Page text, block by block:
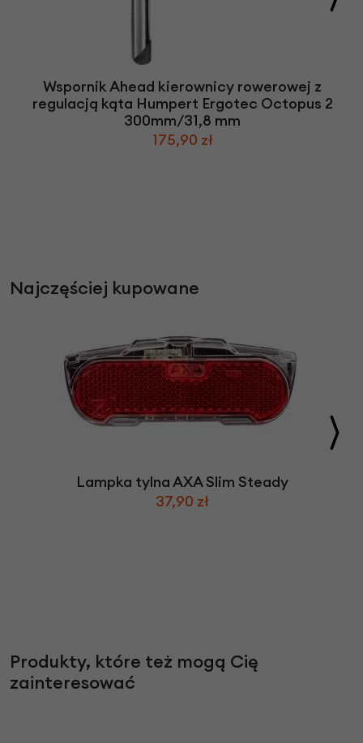
Wspornik Ahead kierownicy rowerowej z
regulacją kąta Humpert Ergotec Octopus 2
300mm/31,8 mm
175,90 zł
Najczęściej kupowane
Lampka tylna AXA Slim Steady
37,90 zł
Produkty, które też mogą Cię
zainteresować